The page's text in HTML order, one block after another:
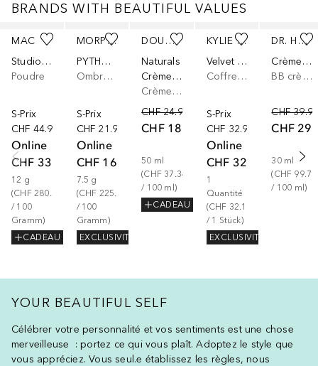
BRANDS WITH BEAUTIFUL VALUES
MAC
Studio Fix Loose Powder
Poudre
S-Prix
CHF 44.90
Online
CHF 33.67
12 g
(CHF 280.58
/ 100
Gramm)
CADEAU
MORPHE
PYTHON CODE EYESHADOW PALETTE (6-PAN)
Ombre à paupières
S-Prix
CHF 21.90
Online
CHF 16.90
7.5 g
(CHF 225.33
/ 100
Gramm)
EXCLUSIVITÉ
DOUGLAS COLLECTION
Naturals
Crème de jour hydratante 48H
Crème de Jour
CHF 24.90
CHF 18.67
50 ml
(CHF 37.34
/ 100 ml )
CADEAU
KYLIE COSMETICS
Velvet Lip Kit
Coffret de maquillage pour les lèvres
S-Prix
CHF 32.90
Online
CHF 32.17
1
Quantité
(CHF 32.17
/ 1 Stück)
EXCLUSIVITÉ
DR. HAUSCHKA
Crème teintée
BB crème
CHF
CHF
30 ml
(CHF 99.73
/ 100 ml )
YOUR BEAUTIFUL SELF
Célébrer votre personnalité et vos sentiments est une chose
merveilleuse : portez ce qui vous plaît. Adoptez le style que
vous appréciez. Vous seul.e établissez les règles, nous